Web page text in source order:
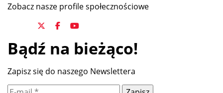
Zobacz nasze profile społecznościowe
Bądź na bieżąco!
Zapisz się do naszego Newslettera